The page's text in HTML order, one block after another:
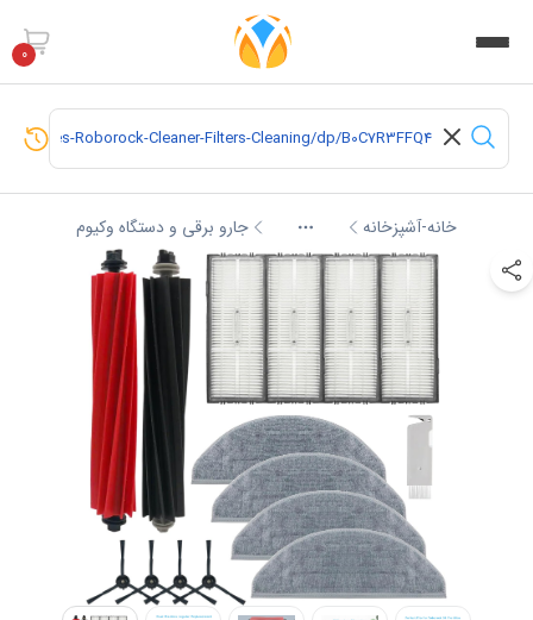
0
خانه-آشپزخانه More جارو برقی و دستگاه وکیوم